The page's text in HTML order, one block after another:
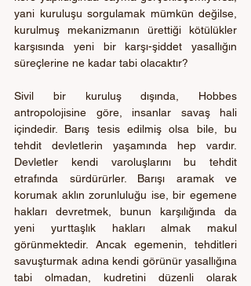
yani kuruluşu sorgulamak mümkün değilse,
kurulmuş mekanizmanın ürettiği kötülükler
karşısında yeni bir karşı-şiddet yasallığın
süreçlerine ne kadar tabi olacaktır?
Sivil bir kuruluş dışında, Hobbes
antropolojisine göre, insanlar savaş hali
içindedir. Barış tesis edilmiş olsa bile, bu
tehdit devletlerin yaşamında hep vardır.
Devletler kendi varoluşlarını bu tehdit
etrafında sürdürürler. Barışı aramak ve
korumak aklın zorunluluğu ise, bir egemene
hakları devretmek, bunun karşılığında da
yeni yurttaşlık hakları almak makul
görünmektedir. Ancak egemenin, tehditleri
savuşturmak adına kendi görünür yasallığına
tabi olmadan, kudretini düzenli olarak